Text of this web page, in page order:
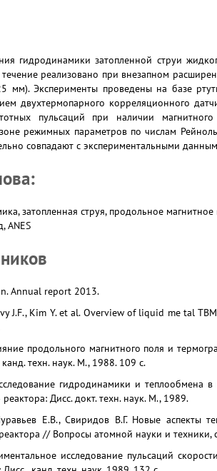
гидродинамики затопленной струи
реализовано при внезапном
мм). Эксперименты проведены на базе
двухтермопарного корреляционного
пульсаций при наличии
режимных параметров по числам
совпадают с экспериментальными
затопленная струя, продольное
ANES
Annual report 2013.
J.F., Kim Y. et al. Overview of liquid me tal
продольного магнитного поля и
канд. техн. наук. М., 1988. 109 с.
гидродинамики и теплообмена
реактора: Дисс. докт. техн. наук. М., 1989.
Е.В., Свиридов В.Г. Новые аспекты
// Вопросы атомной науки и
исследование пульсаций